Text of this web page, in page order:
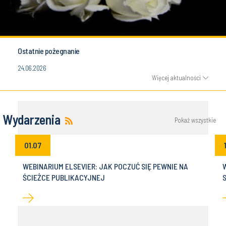
Ostatnie pożegnanie
24.06.2026
Więcej aktualności
Wydarzenia Pokaż wszystkie
01.07
WEBINARIUM ELSEVIER: JAK POCZUĆ SIĘ PEWNIE NA
ŚCIEŻCE PUBLIKACYJNEJ